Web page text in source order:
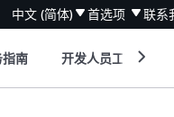
中文 (简体) 首选项 联系
指南 开发人员工具